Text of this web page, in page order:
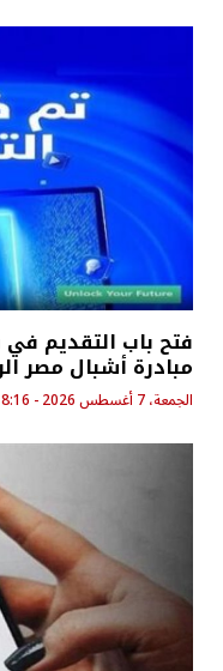
فتح باب التقديم في
مبادرة أشبال مصر
الجمعة، 7 أغسطس 2026 - 8:16 ص